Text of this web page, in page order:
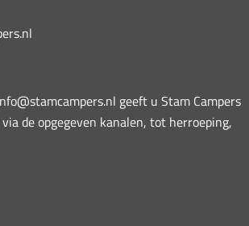
geeft u Stam Campers
de opgegeven kanalen, tot herroeping,